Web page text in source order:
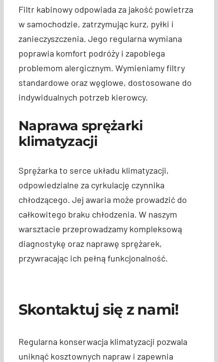
Filtr kabinowy odpowiada za jakość powietrza
w samochodzie, zatrzymując kurz, pyłki i
zanieczyszczenia. Jego regularna wymiana
poprawia komfort podróży i zapobiega
problemom alergicznym. Wymieniamy filtry
standardowe oraz węglowe, dostosowane do
indywidualnych potrzeb kierowcy.
Naprawa sprężarki
klimatyzacji
Sprężarka to serce układu klimatyzacji,
odpowiedzialne za cyrkulację czynnika
chłodzącego. Jej awaria może prowadzić do
całkowitego braku chłodzenia. W naszym
warsztacie przeprowadzamy kompleksową
diagnostykę oraz naprawę sprężarek,
przywracając ich pełną funkcjonalność.
Skontaktuj się z nami!
Regularna konserwacja klimatyzacji pozwala
uniknąć kosztownych napraw i zapewnia